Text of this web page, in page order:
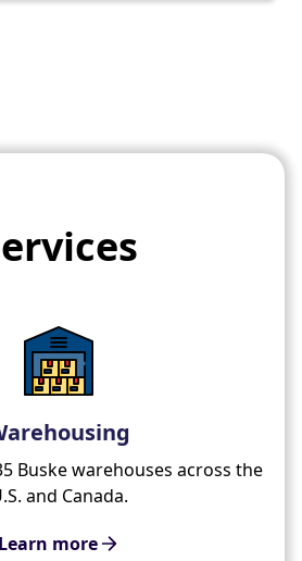
Buske warehouses across the
and Canada.
Learn more